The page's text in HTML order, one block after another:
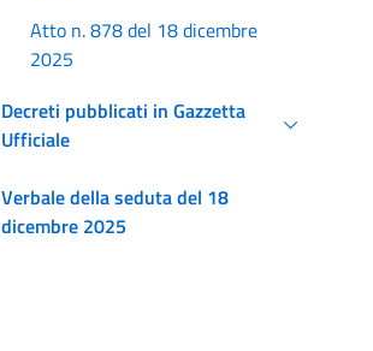
Atto n. 878 del 18 dicembre
2025
Decreti pubblicati in Gazzetta
Ufficiale
Verbale della seduta del 18
dicembre 2025